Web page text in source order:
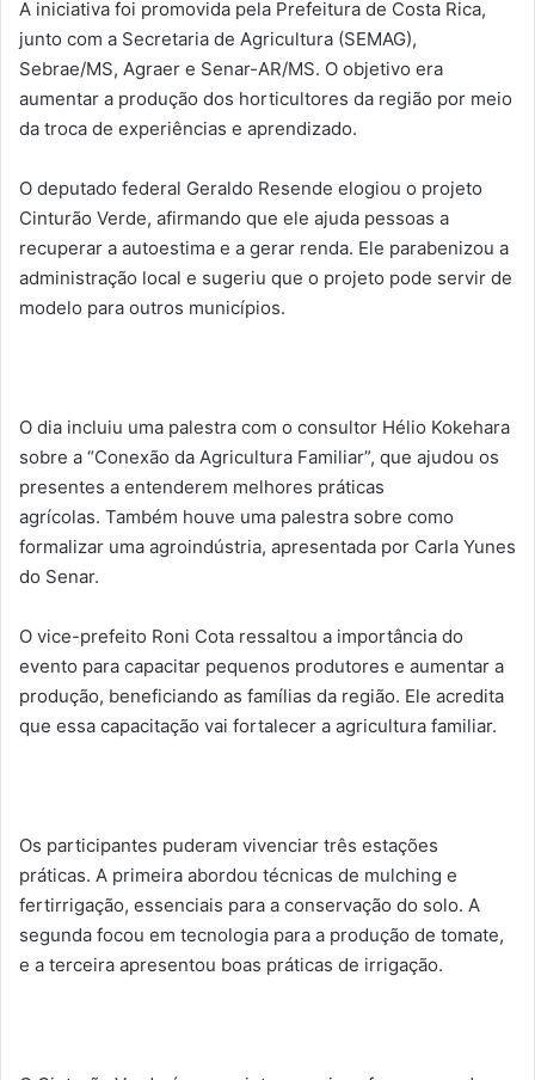
A iniciativa foi promovida pela Prefeitura de Costa Rica,
junto com a Secretaria de Agricultura (SEMAG),
Sebrae/MS, Agraer e Senar-AR/MS. O objetivo era
aumentar a produção dos horticultores da região por meio
da troca de experiências e aprendizado.
O deputado federal Geraldo Resende elogiou o projeto
Cinturão Verde, afirmando que ele ajuda pessoas a
recuperar a autoestima e a gerar renda. Ele parabenizou a
administração local e sugeriu que o projeto pode servir de
modelo para outros municípios.
O dia incluiu uma palestra com o consultor Hélio Kokehara
sobre a “Conexão da Agricultura Familiar”, que ajudou os
presentes a entenderem melhores práticas
agrícolas. Também houve uma palestra sobre como
formalizar uma agroindústria, apresentada por Carla Yunes
do Senar.
O vice-prefeito Roni Cota ressaltou a importância do
evento para capacitar pequenos produtores e aumentar a
produção, beneficiando as famílias da região. Ele acredita
que essa capacitação vai fortalecer a agricultura familiar.
Os participantes puderam vivenciar três estações
práticas. A primeira abordou técnicas de mulching e
fertirrigação, essenciais para a conservação do solo. A
segunda focou em tecnologia para a produção de tomate,
e a terceira apresentou boas práticas de irrigação.